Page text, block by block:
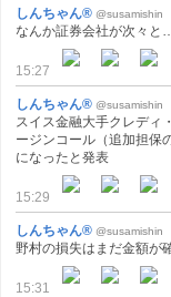
しんちゃん® @susamishin
なんか証券会社が次々と
15:27
しんちゃん® @susamishin
スイス金融大手クレディ
ージンコール（追加担保
になったと発表
15:29
しんちゃん® @susamishin
野村の損失はまだ金額が
15:31